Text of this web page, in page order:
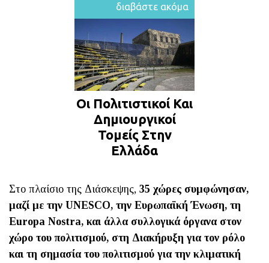
διαβάστε ακόμα
Οι Πολιτιστικοί Και
Δημιουργικοί
Τομείς Στην
Ελλάδα
Στο πλαίσιο της Διάσκεψης, 35 χώρες συμφώνησαν,
μαζί με την UNESCO, την Ευρωπαϊκή Ένωση, τη
Εuropa Nostra, και άλλα συλλογικά όργανα στον
χώρο του πολιτισμού, στη Διακήρυξη για τον ρόλο
και τη σημασία του πολιτισμού για την κλιματική